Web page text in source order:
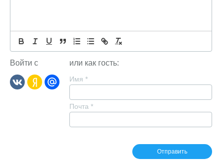
Войти с или как гость:
Имя *
Почта *